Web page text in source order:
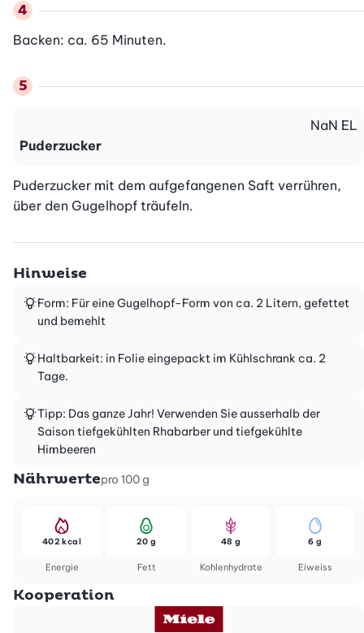
Backen: ca. 65 Minuten.
Puderzucker
NaN EL
Puderzucker mit dem aufgefangenen Saft verrühren,
über den Gugelhopf träufeln.
Hinweise
Form: Für eine Gugelhopf-Form von ca. 2 Litern, gefettet
und bemehlt
Haltbarkeit: in Folie eingepackt im Kühlschrank ca. 2
Tage.
Tipp: Das ganze Jahr! Verwenden Sie ausserhalb der
Saison tiefgekühlten Rhabarber und tiefgekühlte
Himbeeren
Nährwertepro 100 g
Energie
402 kcal
Fett
20 g
Kohlenhydrate
48 g
Eiweiss
6 g
Kooperation